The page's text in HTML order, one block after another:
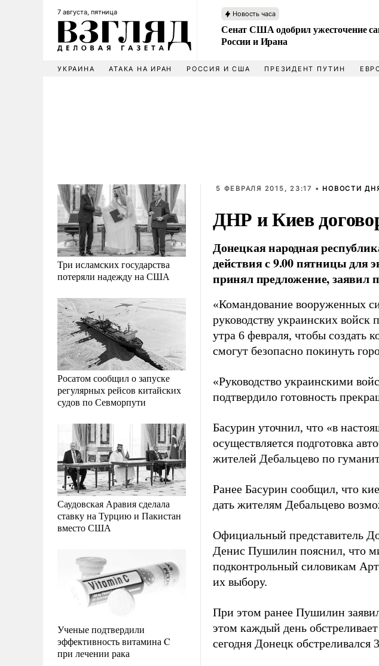
7 августа, пятница Новость часа
Сенат США одобрил ужесточение
России и Ирана
УКРАИНА АТАКА НА ИРАН РОССИЯ И США ПРЕЗИДЕНТ ПУТИН
Три исламских государства
потеряли надежду на США
Росатом сообщил о запуске
регулярных рейсов китайских
судов по Севморпути
Саудовская Аравия сделала
ставку на Турцию и Пакистан
вместо США
Ученые подтвердили
эффективность витамина C
при лечении рака
5 ФЕВРАЛЯ 2015, 23:17 • НОВОСТИ
ДНР и Киев
Донецкая народная
действия с 9.00 пятницы для
принял предложение, заявил
«Командование вооруженных
руководству украинских войск
утра 6 февраля, чтобы создать
смогут безопасно покинуть
«Руководство украинскими
подтвердило готовность
Басурин уточнил, что «в
осуществляется подготовка
жителей Дебальцево по
Ранее Басурин сообщил, что к
дать жителям Дебальцево
Официальный представитель
Денис Пушилин пояснил, что
подконтрольный силовикам
их выбору.
При этом ранее Пушилин
этом каждый день
сегодня Донецк обстреливался